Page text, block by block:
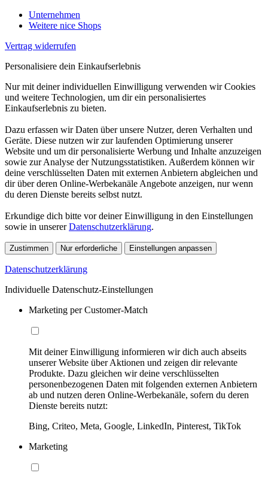
Unternehmen
Weitere nice Shops
Vertrag widerrufen
Personalisiere dein Einkaufserlebnis
Nur mit deiner individuellen Einwilligung verwenden wir Cookies
und weitere Technologien, um dir ein personalisiertes
Einkaufserlebnis zu bieten.
Dazu erfassen wir Daten über unsere Nutzer, deren Verhalten und
Geräte. Diese nutzen wir zur laufenden Optimierung unserer
Website und um dir personalisierte Werbung und Inhalte anzuzeigen
sowie zur Analyse der Nutzungsstatistiken. Außerdem können wir
deine verschlüsselten Daten mit externen Anbietern abgleichen und
dir über deren Online-Werbekanäle Angebote anzeigen, nur wenn
du deren Dienste bereits selbst nutzt.
Erkundige dich bitte vor deiner Einwilligung in den Einstellungen
sowie in unsererDatenschutzerklärung.
Zustimmen Nur erforderliche Einstellungen anpassen
Datenschutzerklärung
Individuelle Datenschutz-Einstellungen
Marketing per Customer-Match
Mit deiner Einwilligung informieren wir dich auch abseits
unserer Website über Aktionen und zeigen dir relevante
Produkte. Dazu gleichen wir deine verschlüsselten
personenbezogenen Daten mit folgenden externen Anbietern
ab und nutzen deren Online-Werbekanäle, sofern du deren
Dienste bereits nutzt:
Bing, Criteo, Meta, Google, LinkedIn, Pinterest, TikTok
Marketing